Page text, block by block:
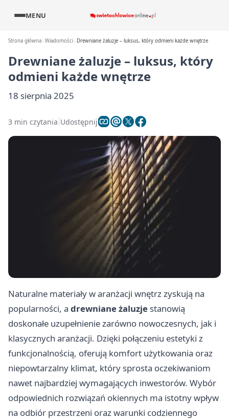
MENU
Strona główna Wiadomości Drewniane żaluzje – luksus, który odmieni każde wnętrze
Drewniane żaluzje – luksus, który
odmieni każde wnętrze
18 sierpnia 2025
3 min czytania Udostępnij
Naturalne materiały w aranżacji wnętrz zyskują na
popularności, a drewniane żaluzje stanowią
doskonałe uzupełnienie zarówno nowoczesnych, jak i
klasycznych aranżacji. Dzięki połączeniu estetyki z
funkcjonalnością, oferują komfort użytkowania oraz
niepowtarzalny klimat, który sprosta oczekiwaniom
nawet najbardziej wymagających inwestorów. Wybór
odpowiednich rozwiązań okiennych ma istotny wpływ
na odbiór przestrzeni oraz warunki codziennego